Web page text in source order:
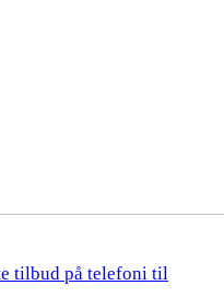
tilbud på telefoni til